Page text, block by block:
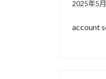
2025年5
account